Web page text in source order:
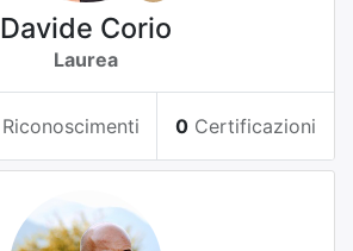
Davide Corio
Laurea
Riconoscimenti 0 Certificazioni